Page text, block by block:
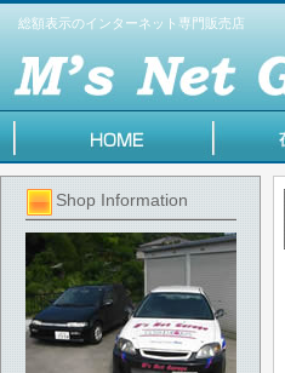
総額表示のインターネット専門販売店
Shop Information